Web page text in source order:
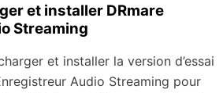
et installer DRmare
Streaming
et installer la version d’essai
Audio Streaming pour